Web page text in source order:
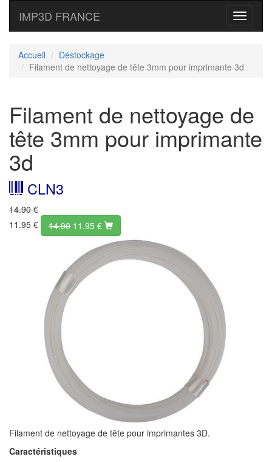
Toggle
IMP3D FRANCE
Accueil
Déstockage
Filament de nettoyage de tête 3mm pour imprimante 3d
Filament de nettoyage de
tête 3mm pour imprimante
3d
CLN3
14.90 €
11.95 €
14.90 11.95 €
Filament de nettoyage de tête pour imprimantes 3D.
Caractéristiques